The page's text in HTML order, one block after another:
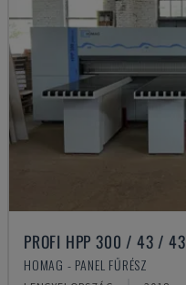
PROFI HPP 300 / 43 / 43
HOMAG - PANEL FŰRÉSZ